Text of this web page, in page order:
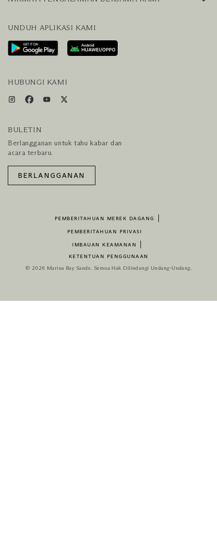
HUBUNGI KAMI
RENCANAKAN KUNJUNGAN ANDA
LAYANAN PENGUNJUNG & FASILITAS
PAKET LENGKAP HOTEL DAN PENERBANGAN
UNDUH APLIKASI KAMI
HUBUNGI KAMI
BULETIN
Berlangganan untuk tahu kabar dan
acara terbaru.
BERLANGGANAN
PEMBERITAHUAN MEREK DAGANG
PEMBERITAHUAN PRIVASI
IMBAUAN KEAMANAN
KETENTUAN PENGGUNAAN
© 2026 Marina Bay Sands. Semua Hak Dilindungi Undang-Undang.